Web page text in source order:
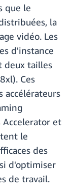
que le
la
vidéo. Les
d'instance
deux tailles
Ces
accélérateurs
Accelerator et
le
des
d'optimiser
de travail.